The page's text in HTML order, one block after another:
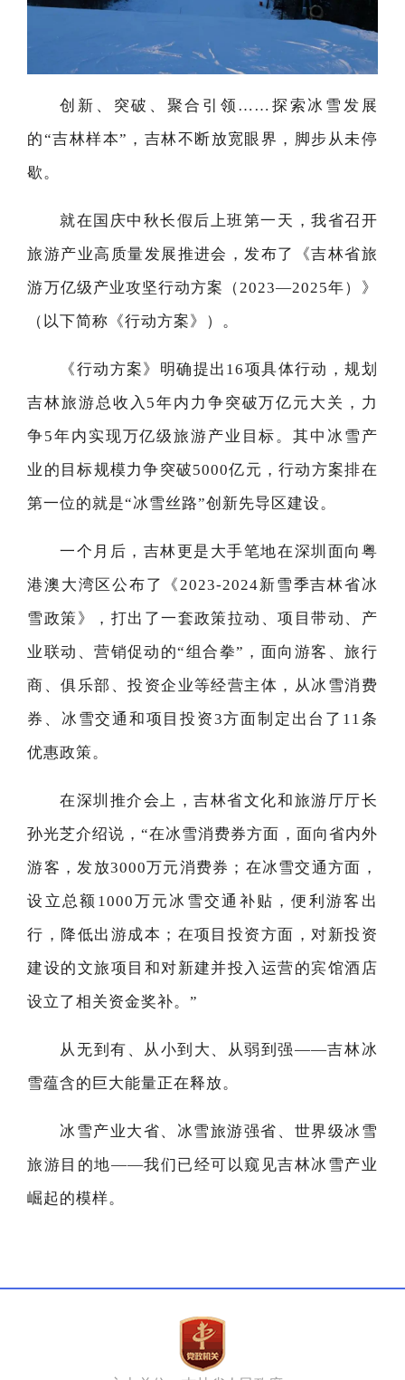
创新、突破、聚合引领……探索冰雪发展
的“吉林样本”，吉林不断放宽眼界，脚步从未停
歇。
就在国庆中秋长假后上班第一天，我省召开
旅游产业高质量发展推进会，发布了《吉林省旅
游万亿级产业攻坚行动方案（2023—2025年）》
（以下简称《行动方案》）。
《行动方案》明确提出16项具体行动，规划
吉林旅游总收入5年内力争突破万亿元大关，力
争5年内实现万亿级旅游产业目标。其中冰雪产
业的目标规模力争突破5000亿元，行动方案排在
第一位的就是“冰雪丝路”创新先导区建设。
一个月后，吉林更是大手笔地在深圳面向粤
港澳大湾区公布了《2023-2024新雪季吉林省冰
雪政策》，打出了一套政策拉动、项目带动、产
业联动、营销促动的“组合拳”，面向游客、旅行
商、俱乐部、投资企业等经营主体，从冰雪消费
券、冰雪交通和项目投资3方面制定出台了11条
优惠政策。
在深圳推介会上，吉林省文化和旅游厅厅长
孙光芝介绍说，“在冰雪消费券方面，面向省内外
游客，发放3000万元消费券；在冰雪交通方面，
设立总额1000万元冰雪交通补贴，便利游客出
行，降低出游成本；在项目投资方面，对新投资
建设的文旅项目和对新建并投入运营的宾馆酒店
设立了相关资金奖补。”
从无到有、从小到大、从弱到强——吉林冰
雪蕴含的巨大能量正在释放。
冰雪产业大省、冰雪旅游强省、世界级冰雪
旅游目的地——我们已经可以窥见吉林冰雪产业
崛起的模样。